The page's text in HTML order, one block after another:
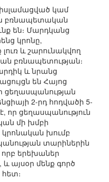
կամ
բռնապետական
են։ Մարդկանց
կրոնը,
լուռ և շարունակվող
բռնապետության։
և նրանց
են Հայոց
ցեղասպանության
2-րդ հոդվածի 5-
որ ցեղասպանություն
մի խմբի
կրոնական խումբ
տարիներին
երեխաներ
և այսօր մենք գործ